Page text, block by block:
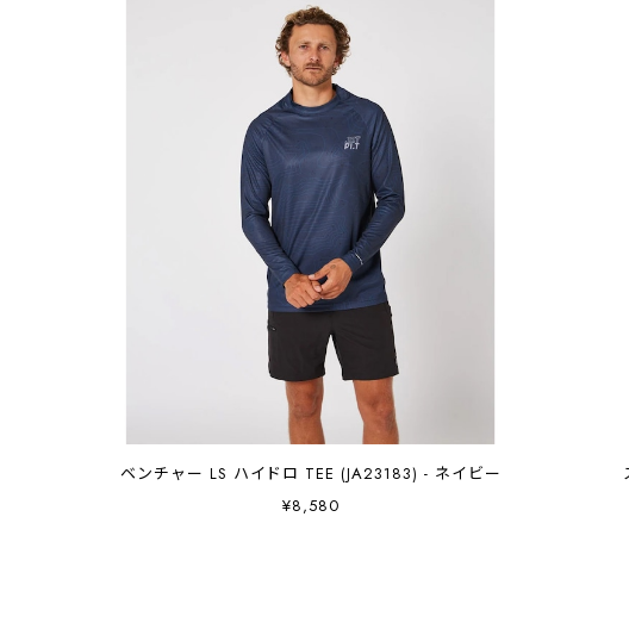
ベンチャー LS ハイドロ TEE (JA23183) - ネイビー
¥8,580